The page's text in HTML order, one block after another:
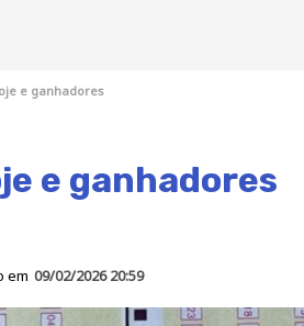
e ganhadores
e ganhadores
em 09/02/2026 20:59